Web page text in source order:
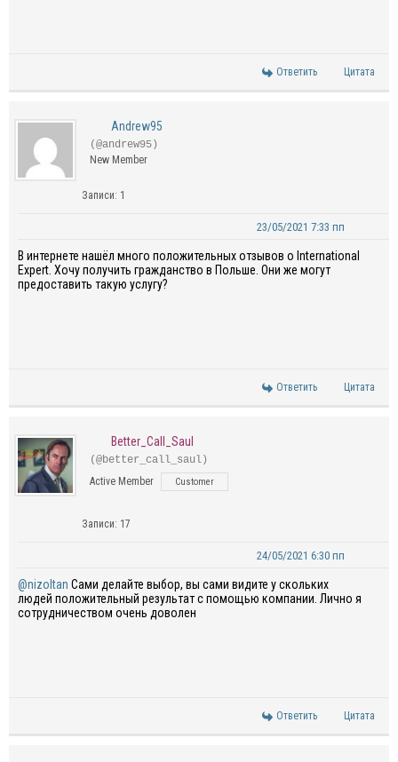
Ответить Цитата
Andrew95
(@andrew95)
New Member
Записи: 1
23/05/2021 7:33 пп
В интернете нашёл много положительных отзывов о International
Expert. Хочу получить гражданство в Польше. Они же могут
предоставить такую услугу?
Ответить Цитата
Better_Call_Saul
(@better_call_saul)
Active Member
Customer
Записи: 17
24/05/2021 6:30 пп
@nizoltan Сами делайте выбор, вы сами видите у скольких
людей положительный результат с помощью компании. Лично я
сотрудничеством очень доволен
Ответить Цитата